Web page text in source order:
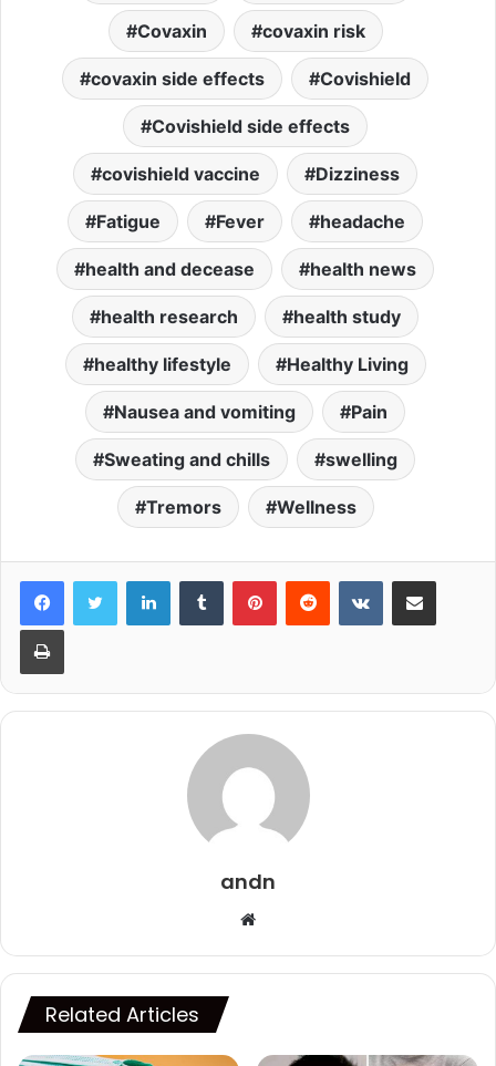
Covaxin covaxin risk
covaxin side effects Covishield
Covishield side effects
covishield vaccine Dizziness
Fatigue Fever headache
health and decease health news
health research health study
healthy lifestyle Healthy Living
Nausea and vomiting Pain
Sweating and chills swelling
Tremors Wellness
LinkedInTumblr PinterestReddit VKontakteShare via Email
Print
andn
Website
Related Articles